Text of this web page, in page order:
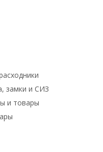
замки и СИЗ
и товары